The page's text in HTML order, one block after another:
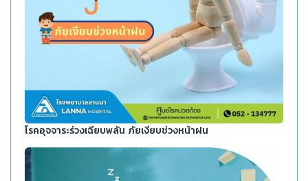
โรคอุจจาระร่วงเฉียบพลัน ภัยเงียบช่วงหน้าฝน